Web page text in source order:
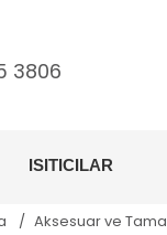
3806
ISITICILAR
Aksesuar ve